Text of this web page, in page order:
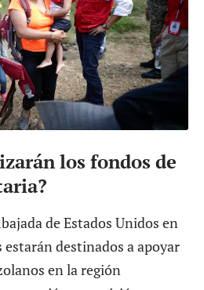
los fondos de
de Estados Unidos en
estarán destinados a apoyar
en la región